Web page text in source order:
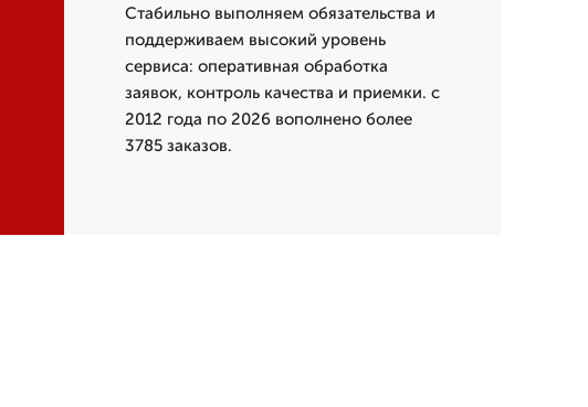
Стабильно выполняем обязательства и
поддерживаем высокий уровень
сервиса: оперативная обработка
заявок, контроль качества и приемки. с
2012 года по 2026 вополнено более
3785 заказов.